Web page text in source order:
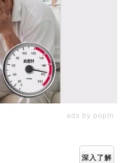
ads by popIn
深入了解